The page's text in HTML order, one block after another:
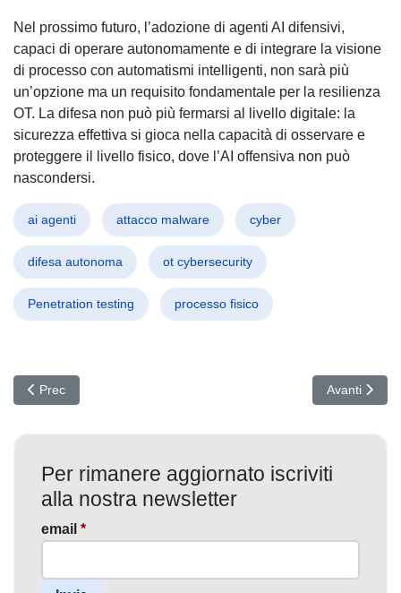
Nel prossimo futuro, l’adozione di agenti AI difensivi,
capaci di operare autonomamente e di integrare la visione
di processo con automatismi intelligenti, non sarà più
un’opzione ma un requisito fondamentale per la resilienza
OT. La difesa non può più fermarsi al livello digitale: la
sicurezza effettiva si gioca nella capacità di osservare e
proteggere il livello fisico, dove l’AI offensiva non può
nascondersi.
ai agenti attacco malware cyber
difesa autonoma ot cybersecurity
Penetration testing processo fisico
Articolo precedente: Cyber Allarme: Spionaggio su LinkedIn e
Prec Articolo
Avanti
Per rimanere aggiornato iscriviti
alla nostra newsletter
email *